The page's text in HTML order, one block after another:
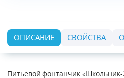
ОПИСАНИЕ СВОЙСТВА
Питьевой фонтанчик «Школьник-